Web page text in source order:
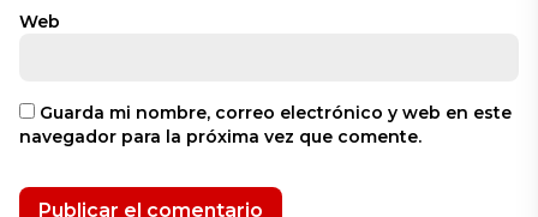
Web
Guarda mi nombre, correo electrónico y web en este
navegador para la próxima vez que comente.